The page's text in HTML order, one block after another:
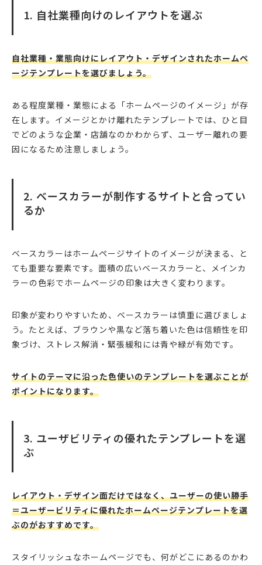
1. 自社業種向けのレイアウトを選ぶ
自社業種・業態向けにレイアウト・デザインされたホームペ
ージテンプレートを選びましょう。
ある程度業種・業態による「ホームページのイメージ」が存
在します。イメージとかけ離れたテンプレートでは、ひと目
でどのような企業・店舗なのかわからず、ユーザー離れの要
因になるため注意しましょう。
2. ベースカラーが制作するサイトと合ってい
るか
ベースカラーはホームページサイトのイメージが決まる、と
ても重要な要素です。面積の広いベースカラーと、メインカ
ラーの色彩でホームページの印象は大きく変わります。
印象が変わりやすいため、ベースカラーは慎重に選びましょ
う。たとえば、ブラウンや黒など落ち着いた色は信頼性を印
象づけ、ストレス解消・緊張緩和には青や緑が有効です。
サイトのテーマに沿った色使いのテンプレートを選ぶことが
ポイントになります。
3. ユーザビリティの優れたテンプレートを選
ぶ
レイアウト・デザイン面だけではなく、ユーザーの使い勝手
＝ユーザービリティに優れたホームページテンプレートを選
ぶのがおすすめです。
スタイリッシュなホームページでも、何がどこにあるのかわ